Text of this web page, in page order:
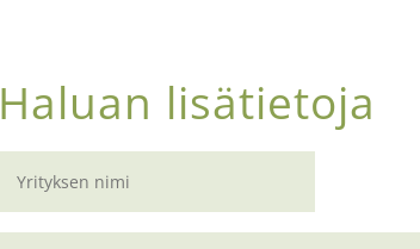
Haluan lisätietoja